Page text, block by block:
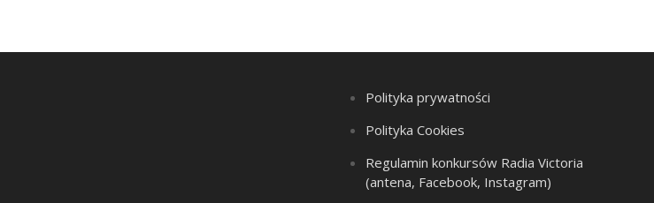
Polityka prywatności
Polityka Cookies
Regulamin konkursów Radia Victoria
(antena, Facebook, Instagram)